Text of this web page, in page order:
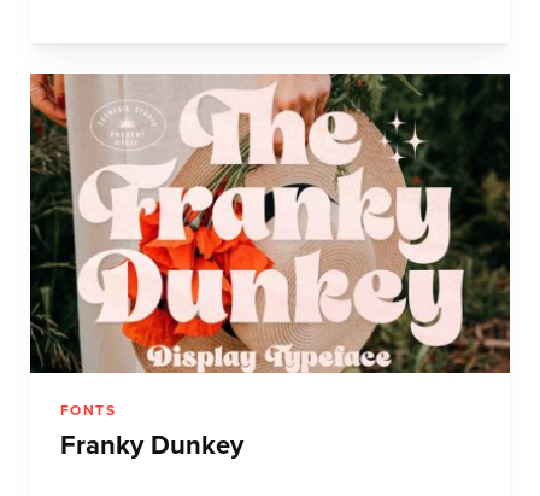
FONTS
Franky Dunkey